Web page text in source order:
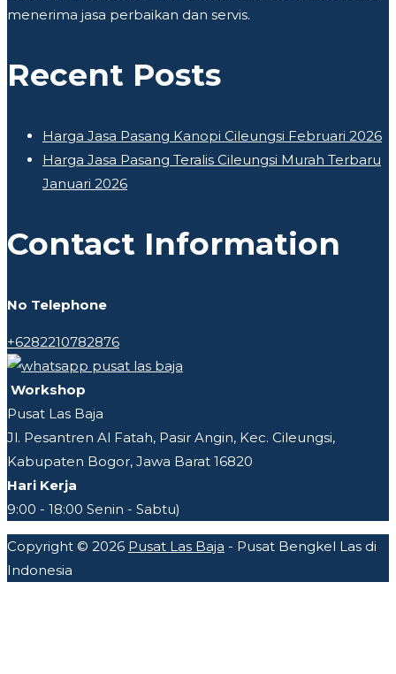
menerima jasa perbaikan dan servis.
Recent Posts
Harga Jasa Pasang Kanopi Cileungsi Februari 2026
Harga Jasa Pasang Teralis Cileungsi Murah Terbaru
Januari 2026
Contact Information
No Telephone
+6282210782876
Workshop
Pusat Las Baja
Jl. Pesantren Al Fatah, Pasir Angin, Kec. Cileungsi,
Kabupaten Bogor, Jawa Barat 16820
Hari Kerja
9:00 - 18:00 Senin - Sabtu)
Copyright © 2026 Pusat Las Baja - Pusat Bengkel Las di
Indonesia